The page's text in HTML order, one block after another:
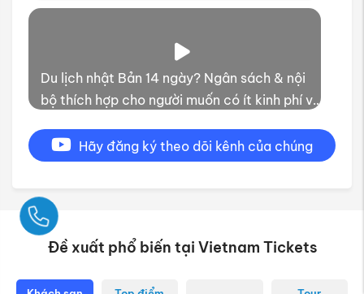
thời gian trải nghiệm
Du lịch nhật Bản 14 ngày? Ngân sách & nội
bộ thích hợp cho người muốn có ít kinh phí và
Hãy đăng ký theo dõi kênh của chúng
Đề xuất phổ biến tại Vietnam Tickets